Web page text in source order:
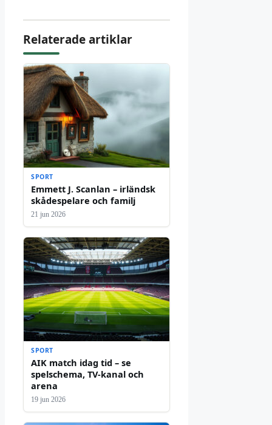
Relaterade artiklar
SPORT
Emmett J. Scanlan – irländsk
skådespelare och familj
21 jun 2026
SPORT
AIK match idag tid – se
spelschema, TV-kanal och
arena
19 jun 2026